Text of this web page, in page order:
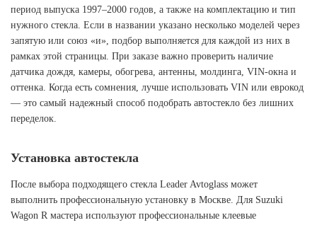
период выпуска 1997–2000 годов, а также на комплектацию и тип
нужного стекла. Если в названии указано несколько моделей через
запятую или союз «и», подбор выполняется для каждой из них в
рамках этой страницы. При заказе важно проверить наличие
датчика дождя, камеры, обогрева, антенны, молдинга, VIN-окна и
оттенка. Когда есть сомнения, лучше использовать VIN или еврокод
— это самый надежный способ подобрать автостекло без лишних
переделок.
Установка автостекла
После выбора подходящего стекла Leader Avtoglass может
выполнить профессиональную установку в Москве. Для Suzuki
Wagon R мастера используют профессиональные клеевые